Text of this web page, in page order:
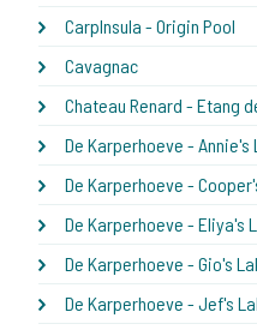
CarpInsula - Origin Pool
Cavagnac
Chateau Renard - Etang
De Karperhoeve - Annie's
De Karperhoeve -
De Karperhoeve - Eliya's
De Karperhoeve - Gio's
De Karperhoeve - Jef's